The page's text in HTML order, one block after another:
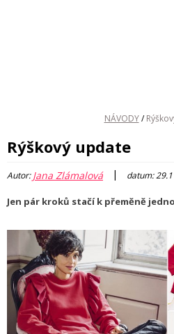
NÁVODY /
Rýškový update
Autor:Jana Zlámalová | datum:
Jen pár kroků stačí k přeměně